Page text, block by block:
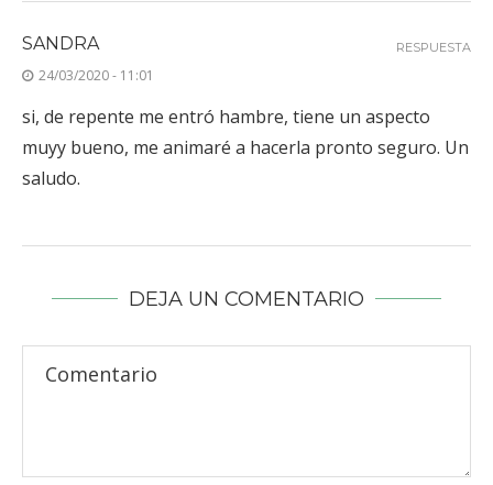
SANDRA
24/03/2020 - 11:01
si, de repente me entró hambre, tiene un aspecto
muyy bueno, me animaré a hacerla pronto seguro. Un
saludo.
RESPUESTA
DEJA UN COMENTARIO